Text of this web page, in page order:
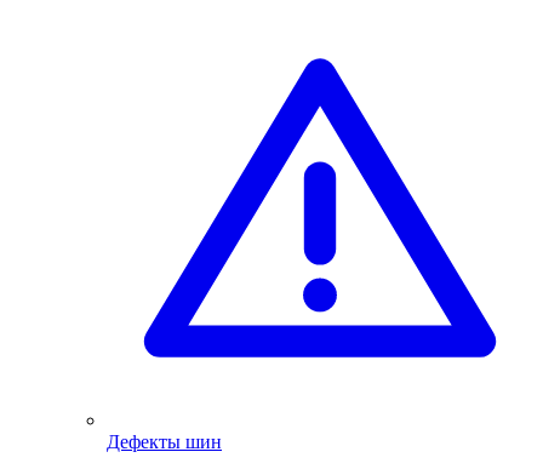
Дефекты шин